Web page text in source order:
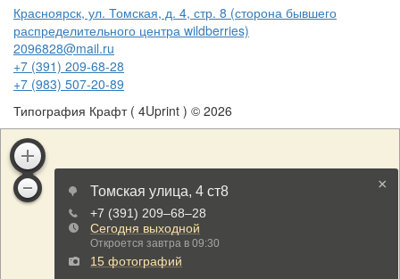
Красноярск, ул. Томская, д. 4, стр. 8 (сторона бывшего
распределительного центра wildberries)
2096828@mail.ru
+7 (391) 209-68-28
+7 (983) 507-20-89
Типография Крафт ( 4Uprint ) © 2026